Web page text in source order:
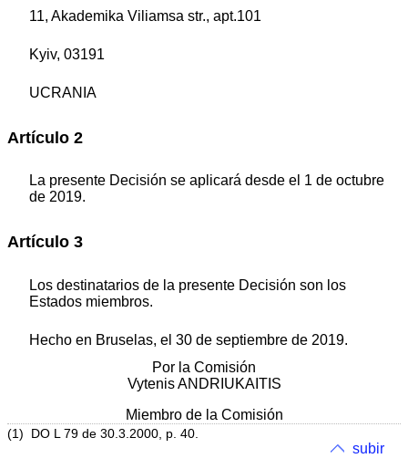
11, Akademika Viliamsa str., apt.101
Kyiv, 03191
UCRANIA
Artículo 2
La presente Decisión se aplicará desde el 1 de octubre
de 2019.
Artículo 3
Los destinatarios de la presente Decisión son los
Estados miembros.
Hecho en Bruselas, el 30 de septiembre de 2019.
Por la Comisión
Vytenis ANDRIUKAITIS
Miembro de la Comisión
(1) DO L 79 de 30.3.2000, p. 40.
subir